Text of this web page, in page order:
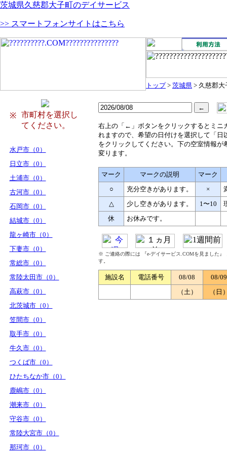
茨城県久慈郡大子町のデイサービス
>> スマートフォンサイトはこちら
トップ> 茨城県 > 久慈郡大
※
市町村を選択し
てください。
水戸市（0）
日立市（0）
土浦市（0）
古河市（0）
石岡市（0）
結城市（0）
龍ヶ崎市（0）
下妻市（0）
常総市（0）
常陸太田市（0）
高萩市（0）
北茨城市（0）
笠間市（0）
取手市（0）
牛久市（0）
つくば市（0）
ひたちなか市（0）
鹿嶋市（0）
潮来市（0）
守谷市（0）
常陸大宮市（0）
那珂市（0）
右上の「←」ボタンをクリックするとミニ
れますので、希望の日付けを選択して「日
をクリックしてください。下の空室情報が
変ります。
マーク マークの説明
マーク
○
充分空きがあります。 ×
△
少し空きがあります。 1〜10
休
お休みです。
※ ご連絡の際には 『e-デイサービス.COMを見ました
す。
施設名 電話番号 08/08
08/09
（土）
（日